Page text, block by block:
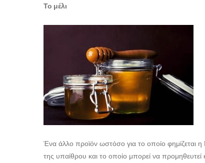
Το μέλι
Ένα άλλο προϊόν ωστόσο για το οποίο φημίζεται
της υπαίθρου και το οποίο μπορεί να προμηθευτεί